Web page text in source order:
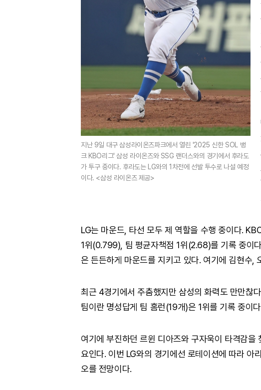
지난 9일 대구 삼성라이온즈파크에서 열린 '2025 신한 SOL 뱅
크 KBO리그' 삼성 라이온즈와 SSG 랜더스와의 경기에서 후라도
가 투구 중이다. 후라도는 LG와의 1차전에 선발 투수로 나설 예정
이다. <삼성 라이온즈 제공>
LG는 마운드, 타선 모두 제 역할을 수행 중이다.
1위(0.799), 팀 평균자책점 1위(2.68)를 기록 중이
은 든든하게 마운드를 지키고 있다. 여기에 김현수,
최근 4경기에서 주춤했지만 삼성의 화력도 만만찮
팀이란 명성답게 팀 홈런(19개)은 1위를 기록 중이
여기에 부진하던 르윈 디아즈와 구자욱이 타격감
요인다. 이번 LG와의 경기에선 로테이션에 따라 아
오를 전망이다.